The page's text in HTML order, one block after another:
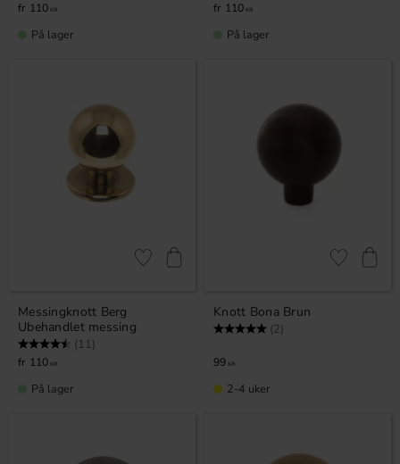
110 KR
På lager
110 KR
På lager
Messingknott Berg
Ubehandlet messing
Karakter: (11)
110 KR
Lagre som favoritt
På lager
Knott Bona Brun
Karakter: (2)
99 KR
Lagre som
2-4 uker